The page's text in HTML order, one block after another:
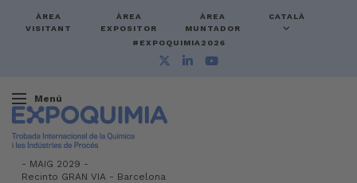
ÀREA
VISITANT
ÀREA
EXPOSITOR
ÀREA
MUNTADOR
CATALÀ
#EXPOQUIMIA2026
Menú
- MAIG 2029 -
Recinto GRAN VIA - Barcelona